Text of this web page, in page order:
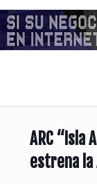
ARC “Isla
estrena la